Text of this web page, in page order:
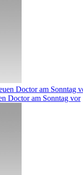
Doctor am Sonntag vor